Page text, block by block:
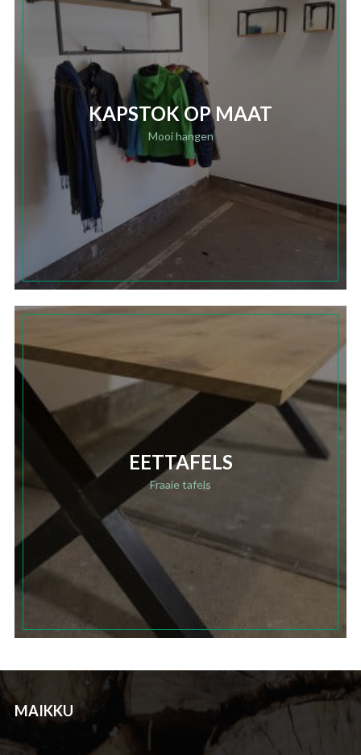
KAPSTOK OP MAAT
Mooi hangen
EETTAFELS
Fraaie tafels
MAIKKU